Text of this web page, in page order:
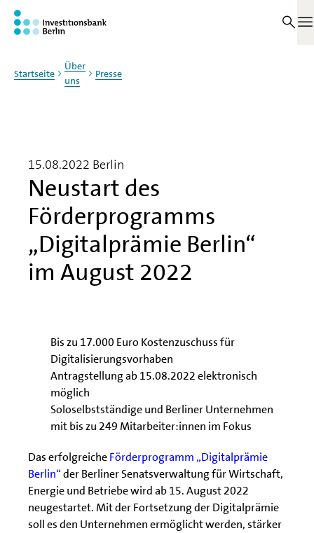
Zum Haupinhalt springen
Startseite
Über
uns
Presse
Neustart des
Förderprogramms
„Digitalprämie Berlin“
im August 2022
15.08.2022 Berlin
Bis zu 17.000 Euro Kostenzuschuss für
Digitalisierungsvorhaben
Antragstellung ab 15.08.2022 elektronisch
möglich
Soloselbstständige und Berliner Unternehmen
mit bis zu 249 Mitarbeiter:innen im Fokus
Das erfolgreicheFörderprogramm „Digitalprämie
Berlin“der Berliner Senatsverwaltung für Wirtschaft,
Energie und Betriebe wird ab 15. August 2022
neugestartet. Mit der Fortsetzung der Digitalprämie
soll es den Unternehmen ermöglicht werden, stärker